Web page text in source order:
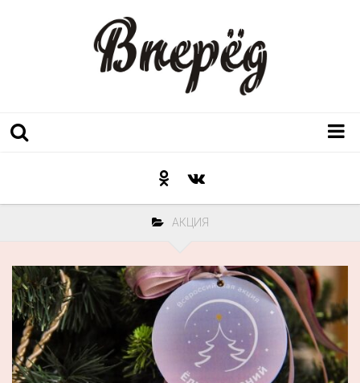
Послесловие к празднику
Неожиданный ракурс
Контакты
Люди родного края
Акция
АКЦИЯ